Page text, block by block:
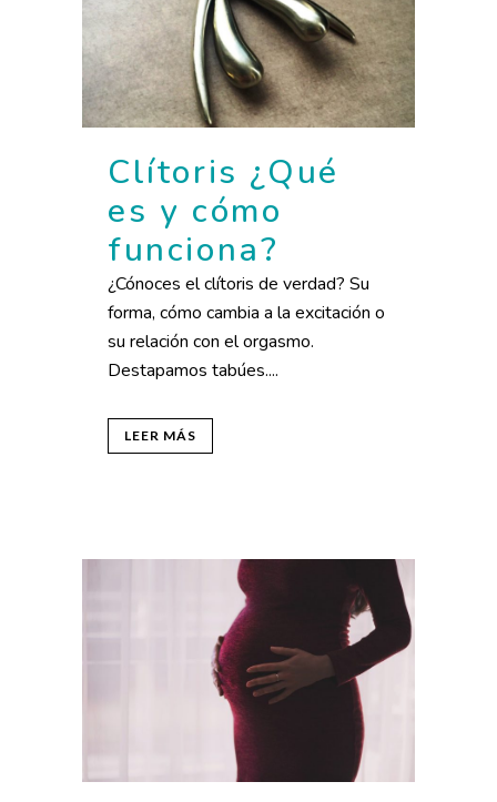
Clítoris ¿Qué
es y cómo
funciona?
¿Cónoces el clítoris de verdad? Su
forma, cómo cambia a la excitación o
su relación con el orgasmo.
Destapamos tabúes....
LEER MÁS